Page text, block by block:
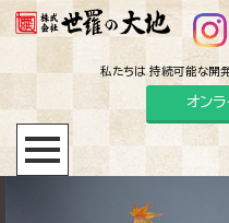
私たちは 持続可能な開
オンラ